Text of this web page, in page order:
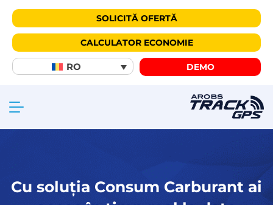
SOLICITĂ OFERTĂ
CALCULATOR ECONOMIE
RO DEMO
Cu soluția Consum Carburant ai